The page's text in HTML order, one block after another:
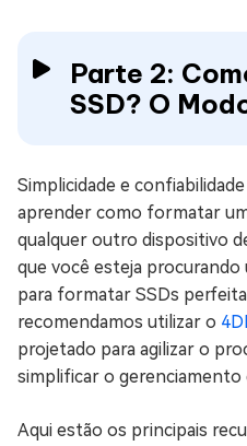
Parte 2:
SSD? O
Simplicidade e
aprender como formatar
qualquer outro dispositivo
que você esteja
para formatar SSDs
recomendamos utilizar o
projetado para agilizar o
simplificar o gerenciamento
Aqui estão os principais